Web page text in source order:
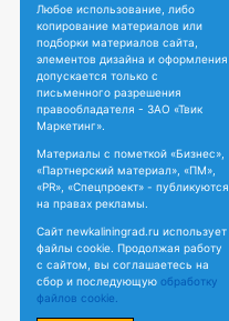
Любое использование, либо
копирование материалов или
подборки материалов сайта,
элементов дизайна и оформления
допускается только с
письменного разрешения
правообладателя - ЗАО «Твик
Маркетинг».
Материалы с пометкой «Бизнес»,
«Партнерский материал», «ПМ»,
«PR», «Спецпроект» - публикуются
на правах рекламы.
Сайт newkaliningrad.ru использует
файлы cookie. Продолжая работу
с сайтом, вы соглашаетесь на
сбор и последующую обработку
файлов cookie.